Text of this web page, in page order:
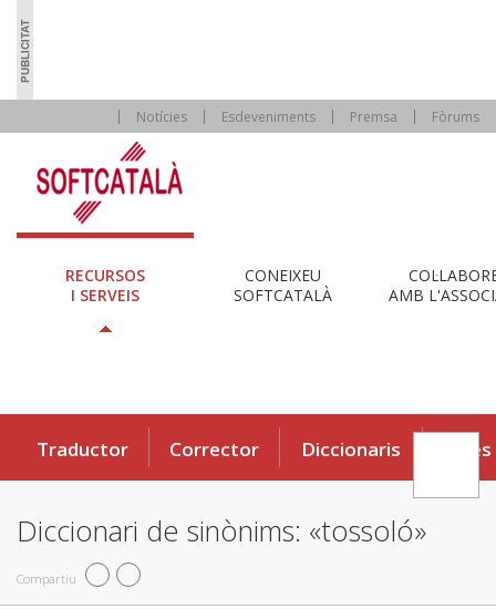
Notícies Esdeveniments Premsa Fòrums
RECURSOS
I SERVEIS
CONEIXEU
SOFTCATALÀ
AMB
Traductor Corrector Diccionaris Eines
Diccionari de sinònims: «tossoló»
Compartiu